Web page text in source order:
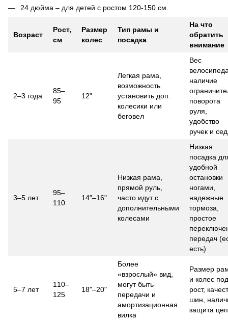
24 дюйма – для детей с ростом 120-150 см.
Возраст
Рост,
см
Размер
колес
Тип рамы и
посадка
На что
обратить
внимание
2–3 года
85–
95
12"
Легкая рама,
возможность
установить доп.
колесики или
беговел
Вес
наличие
поворота
руля,
удобство
ручек и
3–5 лет
95–
110
14"–16"
Низкая рама,
прямой руль,
часто идут с
дополнительными
колесами
Низкая
посадка
удобной
остановки
ногами,
надежные
тормоза,
простое
передач
есть)
5–7 лет
110–
125
18"–20"
Более
«взрослый» вид,
могут быть
передачи и
амортизационная
вилка
Размер
и колес под
рост,
шин,
защита